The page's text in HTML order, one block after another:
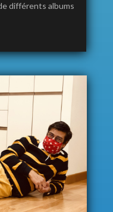
différents albums